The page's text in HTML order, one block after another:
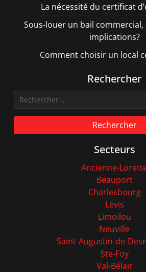
La nécessité du certificat
Sous-louer un bail commercial,
implications?
Comment choisir un local
Rechercher
Rechercher
Secteurs
Ancienne-
Beauport
Charlesbourg
Lévis
Limoilou
Neuville
Saint-Augustin-de-
Ste-Foy
Val-Bélair